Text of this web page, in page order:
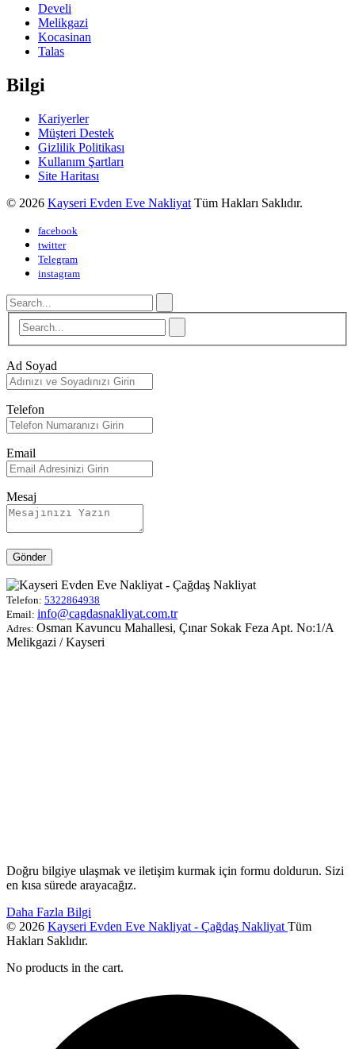
Develi
Melikgazi
Kocasinan
Talas
Bilgi
Kariyerler
Müşteri Destek
Gizlilik Politikası
Kullanım Şartları
Site Haritası
© 2026 Kayseri Evden Eve Nakliyat Tüm Hakları Saklıdır.
facebook
twitter
Telegram
instagram
Ad Soyad
Telefon
Email
Mesaj
Gönder
Telefon: 5322864938
Email: info@cagdasnakliyat.com.tr
Adres: Osman Kavuncu Mahallesi, Çınar Sokak Feza Apt. No:1/A
Melikgazi / Kayseri
Doğru bilgiye ulaşmak ve iletişim kurmak için formu doldurun. Sizi
en kısa sürede arayacağız.
Daha Fazla Bilgi
© 2026 Kayseri Evden Eve Nakliyat - Çağdaş Nakliyat Tüm
Hakları Saklıdır.
No products in the cart.